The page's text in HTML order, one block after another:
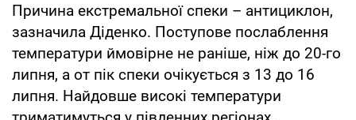
Причина екстремальної спеки – антициклон,
зазначила Діденко. Поступове послаблення
температури ймовірне не раніше, ніж до 20-го
липня, а от пік спеки очікується з 13 до 16
липня. Найдовше високі температури